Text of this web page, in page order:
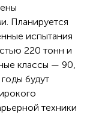
Планируется
испытания
220 тонн и
классы — 90,
будут
техники